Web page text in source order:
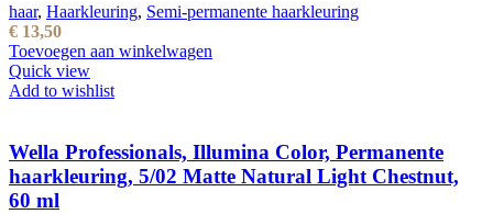
haar, Haarkleuring, Semi-permanente haarkleuring
€ 13,50
Toevoegen aan winkelwagen
Quick view
Add to wishlist
Wella Professionals, Illumina Color, Permanente
haarkleuring, 5/02 Matte Natural Light Chestnut,
60 ml